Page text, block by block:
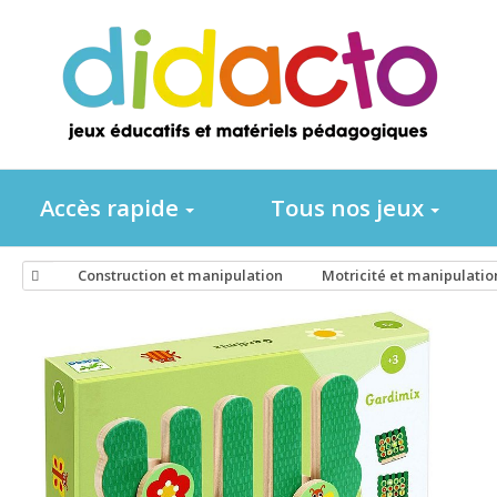
Accès rapide Tous nos jeux
Construction et manipulation Motricité et